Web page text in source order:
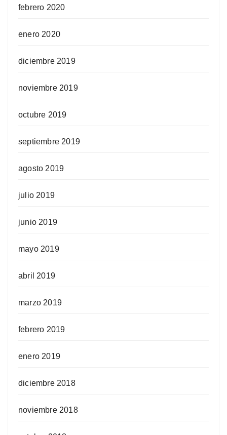
febrero 2020
enero 2020
diciembre 2019
noviembre 2019
octubre 2019
septiembre 2019
agosto 2019
julio 2019
junio 2019
mayo 2019
abril 2019
marzo 2019
febrero 2019
enero 2019
diciembre 2018
noviembre 2018